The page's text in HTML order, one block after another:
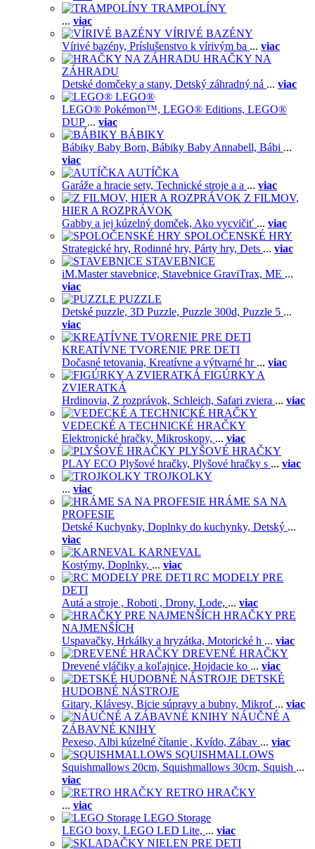
TRAMPOLÍNY
... viac
VÍRIVÉ BAZÉNY
Vírivé bazény, Príslušenstvo k vírivým ba ... viac
HRAČKY NA
ZÁHRADU
Detské domčeky a stany, Detský záhradný ná ... viac
LEGO®
LEGO® Pokémon™, LEGO® Editions, LEGO®
DUP ... viac
BÁBIKY
Bábiky Baby Born, Bábiky Baby Annabell, Bábi ...
viac
AUTÍČKA
Garáže a hracie sety, Technické stroje a a ... viac
Z FILMOV,
HIER A ROZPRÁVOK
Gabby a jej kúzelný domček, Ako vycvičiť ... viac
SPOLOČENSKÉ HRY
Strategické hry, Rodinné hry, Párty hry, Dets ... viac
STAVEBNICE
iM.Master stavebnice, Stavebnice GraviTrax, ME ...
viac
PUZZLE
Detské puzzle, 3D Puzzle, Puzzle 300d, Puzzle 5 ...
viac
KREATÍVNE TVORENIE PRE DETI
Dočasné tetovania, Kreatívne a výtvarné hr ... viac
FIGÚRKY A
ZVIERATKÁ
Hrdinovia, Z rozprávok, Schleich, Safari zviera ... viac
VEDECKÉ A TECHNICKÉ HRAČKY
Elektronické hračky, Mikroskopy, ... viac
PLYŠOVÉ HRAČKY
PLAY ECO Plyšové hračky, Plyšové hračky s ... viac
TROJKOLKY
... viac
HRÁME SA NA
PROFESIE
Detské Kuchynky, Doplnky do kuchynky, Detský ...
viac
KARNEVAL
Kostýmy, Doplnky, ... viac
RC MODELY PRE
DETI
Autá a stroje , Roboti , Drony, Lode, ... viac
HRAČKY PRE
NAJMENŠÍCH
Uspavačky, Hrkálky a hryzátka, Motorické h ... viac
DREVENÉ HRAČKY
Drevené vláčiky a koľajnice, Hojdacie ko ... viac
DETSKÉ
HUDOBNÉ NÁSTROJE
Gitary, Klávesy, Bicie súpravy a bubny, Mikrof ... viac
NÁUČNÉ A
ZÁBAVNÉ KNIHY
Pexeso, Albi kúzelné čítanie , Kvído, Zábav ... viac
SQUISHMALLOWS
Squishmallows 20cm, Squishmallows 30cm, Squish ...
viac
RETRO HRAČKY
... viac
LEGO Storage
LEGO boxy, LEGO LED Lite, ... viac